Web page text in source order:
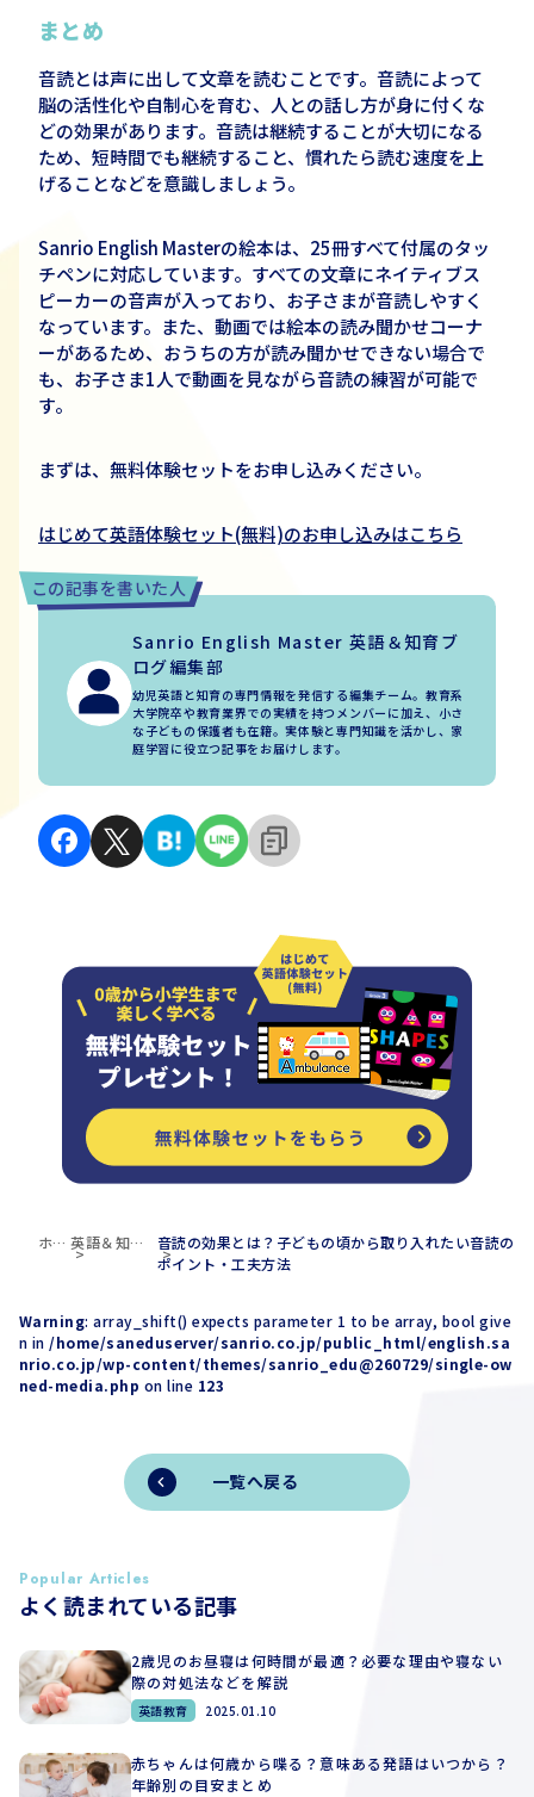
まとめ
音読とは声に出して文章を読むことです。音読によって
脳の活性化や自制心を育む、人との話し方が身に付くな
どの効果があります。音読は継続することが大切になる
ため、短時間でも継続すること、慣れたら読む速度を上
げることなどを意識しましょう。
Sanrio English Masterの絵本は、 25冊すべて付属のタッ
チペンに対応しています。すべての文章にネイティブス
ピーカーの音声が入っており、お子さまが音読しやすく
なっています。また、動画では絵本の読み聞かせコーナ
ーがあるため、おうちの方が読み聞かせできない場合で
も、お子さま1人で動画を見ながら音読の練習が可能で
す。
まずは、無料体験セットをお申し込みください。
はじめて英語体験セット(無料)のお申し込みはこちら
この記事を書いた人
Sanrio English Master 英語＆知育ブ
ログ編集部
幼児英語と知育の専門情報を発信する編集チーム。教育系
大学院卒や教育業界での実績を持つメンバーに加え、小さ
な子どもの保護者も在籍。実体験と専門知識を活かし、家
庭学習に役立つ記事をお届けします。
ホー 英語＆知育
ブログ
音読の効果とは？子どもの頃から取り入れたい音読の
ポイント・工夫方法
Warning: array_shift() expects parameter 1 to be array, bool give
n in /home/saneduserver/sanrio.co.jp/public_html/english.sa
nrio.co.jp/wp-content/themes/sanrio_edu@260729/single-ow
ned-media.php on line 123
一覧へ戻る
よく読まれている記事
Popular Articles
2歳児のお昼寝は何時間が最適？必要な理由や寝ない
際の対処法などを解説
英語教育 2025.01.10
赤ちゃんは何歳から喋る？意味ある発語はいつから？
年齢別の目安まとめ